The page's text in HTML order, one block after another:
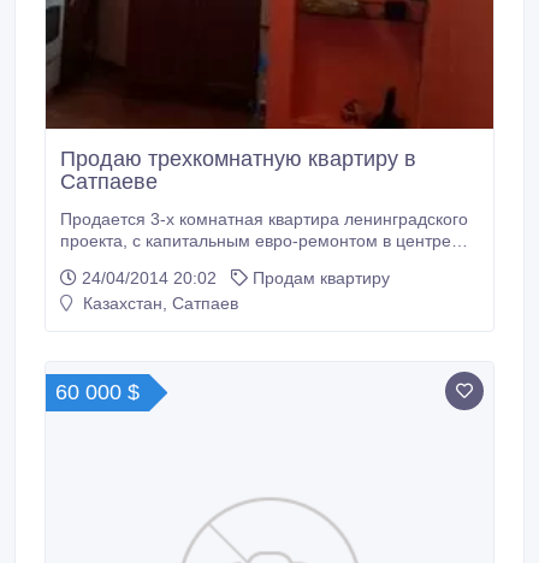
Продаю трехкомнатную квартиру в
Сатпаеве
Продается 3-х комнатная квартира ленинградского
проекта, с капитальным евро-ремонтом в центре
домофон, железная дверь; пластиковые окна, все
батареи и двери заменены, электротитан; на полу -
4, 5 м.
24/04/2014 20:02
Продам квартиру
Казахстан, Сатпаев
60 000 $